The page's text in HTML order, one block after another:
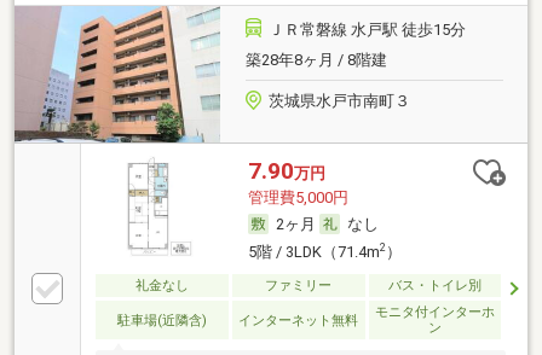
ＪＲ常磐線 水戸駅 徒歩15分
築28年8ヶ月 / 8階建
茨城県水戸市南町３
7.90万円
管理費5,000円
2ヶ月
なし
5階 / 3LDK（71.4m2）
礼金なし ファミリー バス・トイレ別
駐車場(近隣含) インターネット無料
モニタ付インターホ
ン